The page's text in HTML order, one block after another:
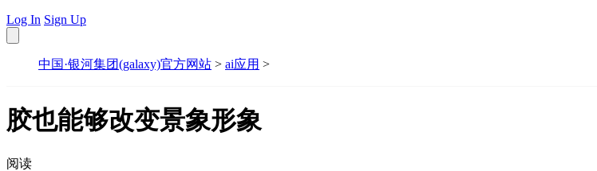
Log In Sign Up
中国·银河集团(galaxy)官方网站 > ai应用 >
胶也能够改变景象形象
阅读